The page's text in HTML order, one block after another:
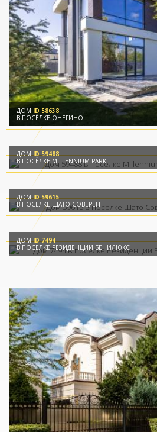
ДОМ ID 58638
В ПОСЁЛКЕ ОНЕГИНО
ДОМID 59488
В ПОСЁЛКЕ MILLENNIUM PARK
ДОМID 59615
В ПОСЁЛКЕ ШАТО СОВЕРЕН
ДОМID 7494
В ПОСЁЛКЕ РЕЗИДЕНЦИИ БЕНИЛЮКС